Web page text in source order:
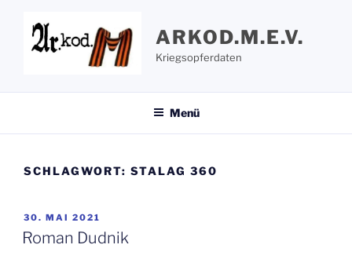
springen
ARKOD.M.E.V.
Kriegsopferdaten
Menü
SCHLAGWORT: STALAG 360
VERÖFFENTLICHT
AM
30. MAI 2021
Roman Dudnik